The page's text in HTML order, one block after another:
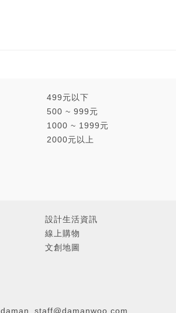
設計生活資訊
線上購物
文創地圖
499元以下
500 ~ 999元
1000 ~ 1999元
2000元以上
daman_staff@damanwoo.com